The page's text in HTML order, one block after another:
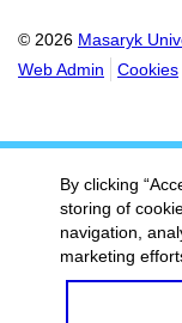
© 2026 Masaryk
Web Admin
Cookies
By clicking
storing of
navigation,
marketing